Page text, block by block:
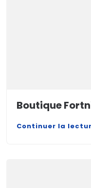
Boutique
Continuer la